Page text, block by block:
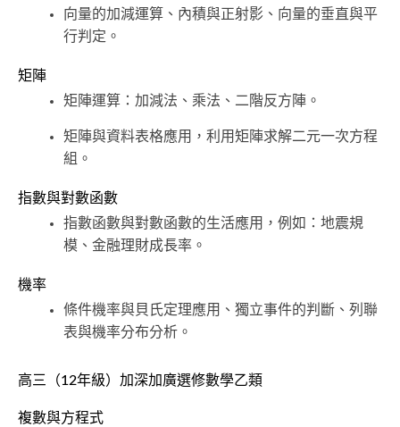
向量的加減運算、內積與正射影、向量的垂直與平
行判定。
矩陣
矩陣運算：加減法、乘法、二階反方陣。
矩陣與資料表格應用，利用矩陣求解二元一次方程
組。
指數與對數函數
指數函數與對數函數的生活應用，例如：地震規
模、金融理財成長率。
機率
條件機率與貝氏定理應用、獨立事件的判斷、列聯
表與機率分布分析。
高三（12年級）加深加廣選修數學乙類
複數與方程式